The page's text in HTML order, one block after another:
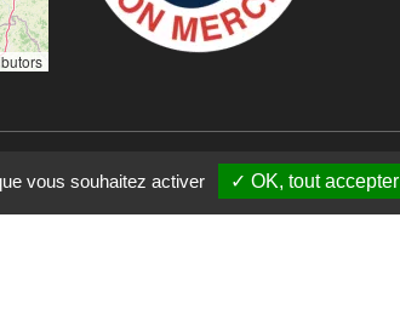
vous souhaitez activer OK, tout accepter